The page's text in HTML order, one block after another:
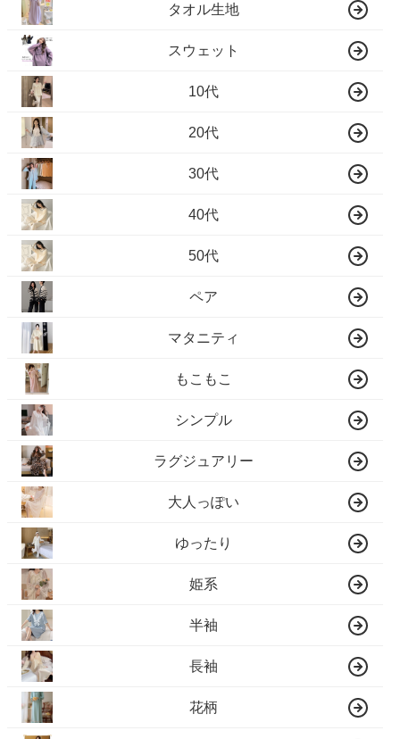
タオル生地
スウェット
10代
20代
30代
40代
50代
ペア
マタニティ
もこもこ
シンプル
ラグジュアリー
大人っぽい
ゆったり
姫系
半袖
長袖
花柄